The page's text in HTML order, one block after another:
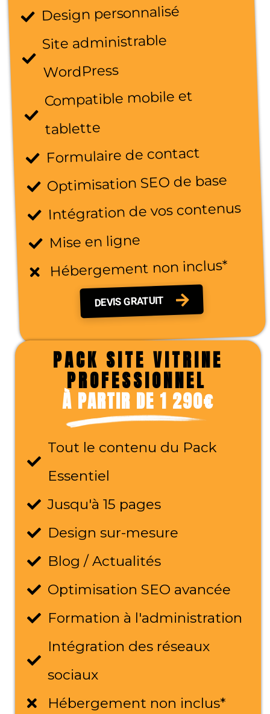
Design personnalisé
Site administrable
WordPress
Compatible mobile et
tablette
Formulaire de contact
Optimisation SEO de base
Intégration de vos contenus
Mise en ligne
Hébergement non inclus*
DEVIS GRATUIT
PACK SITE VITRINE
PROFESSIONNEL
À PARTIR DE 1 290€
Tout le contenu du Pack
Essentiel
Jusqu'à 15 pages
Design sur-mesure
Blog / Actualités
Optimisation SEO avancée
Formation à l'administration
Intégration des réseaux
sociaux
Hébergement non inclus*